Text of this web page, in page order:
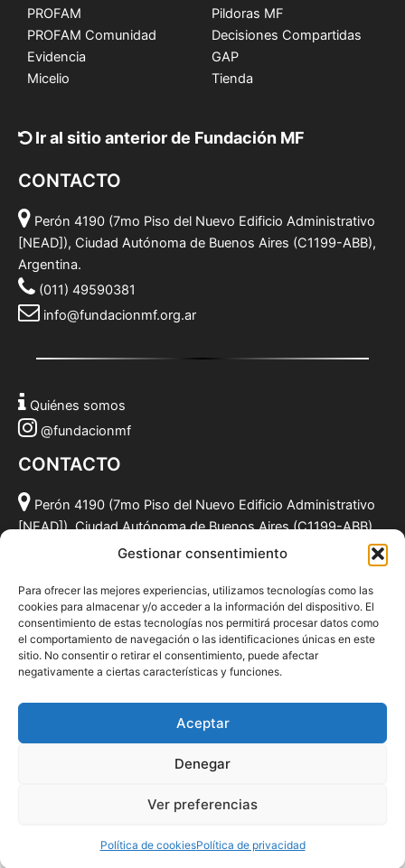
Gestionar consentimiento
Para ofrecer las mejores experiencias, utilizamos tecnologías como las
cookies para almacenar y/o acceder a la información del dispositivo. El
consentimiento de estas tecnologías nos permitirá procesar datos como
el comportamiento de navegación o las identificaciones únicas en este
sitio. No consentir o retirar el consentimiento, puede afectar
negativamente a ciertas características y funciones.
Aceptar
Denegar
Ver preferencias
Política de cookiesPolítica de privacidad
PROFAM
PROFAM Comunidad
Evidencia
Micelio
Pildoras MF
Decisiones Compartidas
GAP
Tienda
Ir al sitio anterior de Fundación MF
CONTACTO
Perón 4190 (7mo Piso del Nuevo Edificio Administrativo
[NEAD]), Ciudad Autónoma de Buenos Aires (C1199-ABB),
Argentina.
(011) 49590381
info@fundacionmf.org.ar
Quiénes somos
@fundacionmf
CONTACTO
Perón 4190 (7mo Piso del Nuevo Edificio Administrativo
[NEAD]), Ciudad Autónoma de Buenos Aires (C1199-ABB),
info@fundacionmf.org.ar
Politica de privacidad